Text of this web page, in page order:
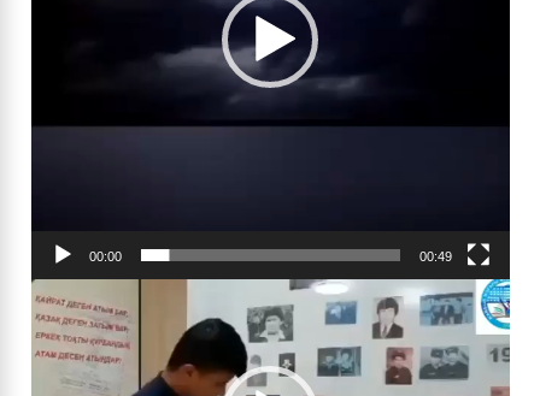
00:00 00:49
Видео
плейер